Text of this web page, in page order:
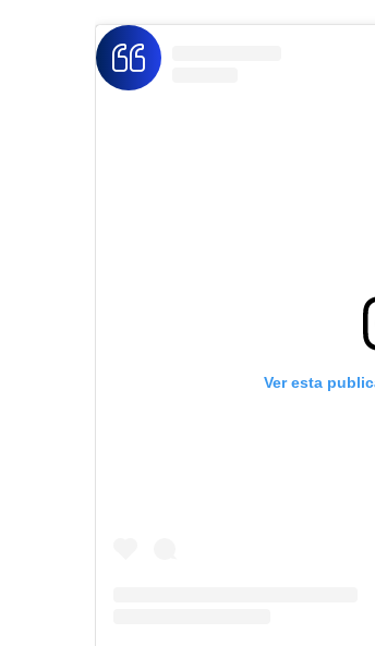
Ver esta